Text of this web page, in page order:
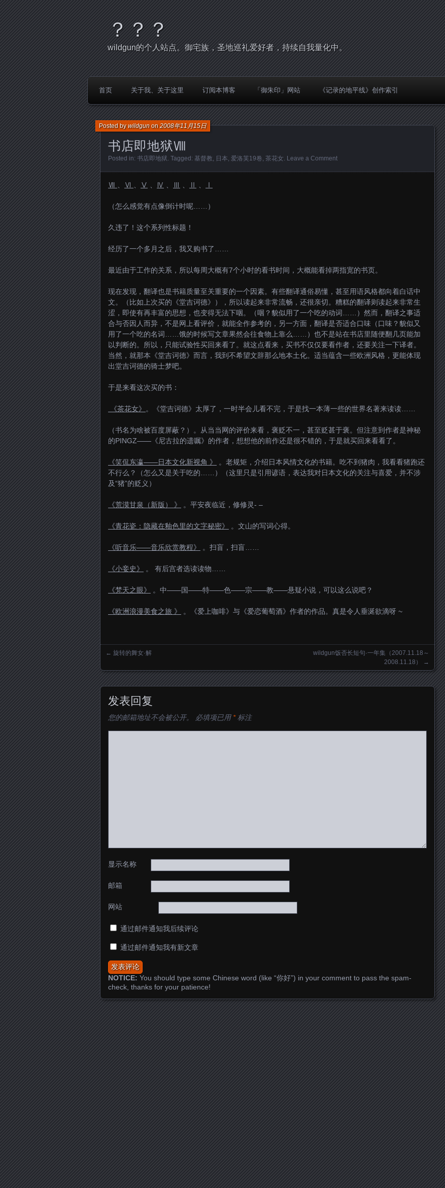
？？？
wildgun的个人站点。御宅族，圣地巡礼爱好者，持续自我量化中。
首页 关于我、关于这里 订阅本博客 「御朱印」网站 《记录的地平线》创作索引
书店即地狱Ⅷ
Posted bywildgunon2008年11月15日
Posted in: 书店即地狱. Tagged: 基督教, 日本, 爱洛芙19卷, 茶花女. Leave a Comment
Ⅶ Ⅵ Ⅴ Ⅳ Ⅲ Ⅱ Ⅰ
（怎么感觉有点像倒计时呢……）
久违了！这个系列性标题！
经历了一个多月之后，我又购书了……
最近由于工作的关系，所以每周大概有7个小时的看书时间，大概能看掉两指宽的书页。
现在发现，翻译也是书籍质量至关重要的一个因素。有些翻译通俗易懂，甚至用语风格都向着白话中
文。（比如上次买的《堂吉诃德》），所以读起来非常流畅，还很亲切。糟糕的翻译则读起来非常生
涩，即使有再丰富的思想，也变得无法下咽。（咽？貌似用了一个吃的动词……）然而，翻译之事适
合与否因人而异，不是网上看评价，就能全作参考的，另一方面，翻译是否适合口味（口味？貌似又
用了一个吃的名词……饿的时候写文章果然会往食物上靠么……）也不是站在书店里随便翻几页能加
以判断的。所以，只能试验性买回来看了。就这点看来，买书不仅仅要看作者，还要关注一下译者。
当然，就那本《堂吉诃德》而言，我到不希望文辞那么地本土化。适当蕴含一些欧洲风格，更能体现
出堂吉诃德的骑士梦吧。
于是来看这次买的书：
《茶花女》 。《堂吉诃德》太厚了，一时半会儿看不完，于是找一本薄一些的世界名著来读读……
（书名为啥被百度屏蔽？）。从当当网的评价来看，褒贬不一，甚至贬甚于褒。但注意到作者是神秘
的PINGZ——《尼古拉的遗嘱》的作者，想想他的前作还是很不错的，于是就买回来看看了。
《笑侃东瀛——日本文化新视角 》
。老规矩，介绍日本风情文化的书籍。吃不到猪肉，我看看猪跑还
不行么？（怎么又是关于吃的……）（这里只是引用谚语，表达我对日本文化的关注与喜爱，并不涉
及“猪”的贬义）
《荒漠甘泉（新版） 》 。平安夜临近，修修灵- –
《青花瓷：隐藏在釉色里的文字秘密》 。文山的写词心得。
《听音乐——音乐欣赏教程》 。扫盲，扫盲……
《小妾史》 。 有后宫者选读读物……
《梵天之眼》 。中——国——特——色——宗——教——悬疑小说，可以这么说吧？
《欧洲浪漫美食之旅 》 。《爱上咖啡》与《爱恋葡萄酒》作者的作品。真是令人垂涎欲滴呀 ~
← 旋转的舞女·解
wildgun饭否长短句·一年集（2007.11.18～
2008.11.18）
→
发表回复
您的邮箱地址不会被公开。 必填项已用 *标注
显示名称
邮箱
网站
通过邮件通知我后续评论
通过邮件通知我有新文章
NOTICE: You should type some Chinese word (like “你好”) in your comment to pass the spam-
check, thanks for your patience!